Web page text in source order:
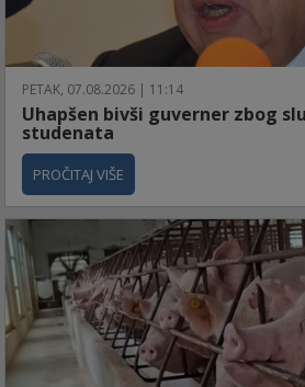
PETAK, 07.08.2026 | 11:14
Uhapšen bivši guverner zbog
studenata
PROČITAJ VIŠE